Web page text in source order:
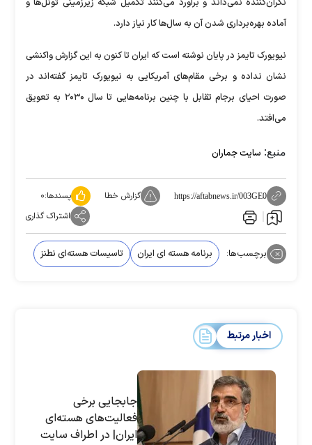
نگران‌کننده نمی‌داند و برآورد می‌کنند تکمیل شبکه زیرزمینی تونل‌ها و
آماده بهره‌برداری شدن آن به سال‌ها کار نیاز دارد.
نیویورک تایمز در پایان نوشته است که ایران تا کنون به این گزارش واکنشی
نشان نداده و برخی مقام‌های آمریکایی به نیویورک‌ تایمز گفته‌اند در
صورت احیای برجام تقابل با چنین برنامه‌هایی تا سال ۲۰۳۰ به تعویق
می‌افتد.
منبع: سایت جماران
https://aftabnews.ir/003GE0 گزارش خطا پسندها:۰
اشتراک گذاری
برچسب‌ها: برنامه هسته ای ایران تاسیسات هسته‌ای نطنز
اخبار مرتبط
جابجایی برخی
فعالیت‌های هسته‌ای
ایران| در اطراف سایت